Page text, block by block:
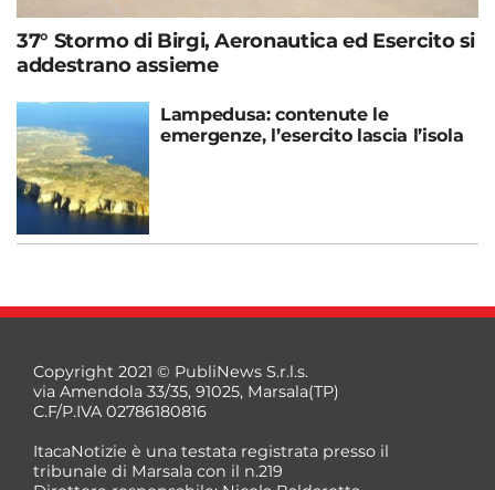
37° Stormo di Birgi, Aeronautica ed Esercito si
addestrano assieme
Lampedusa: contenute le
emergenze, l’esercito lascia l’isola
Copyright 2021 © PubliNews S.r.l.s.
via Amendola 33/35, 91025, Marsala(TP)
C.F/P.IVA 02786180816
ItacaNotizie è una testata registrata presso il
tribunale di Marsala con il n.219